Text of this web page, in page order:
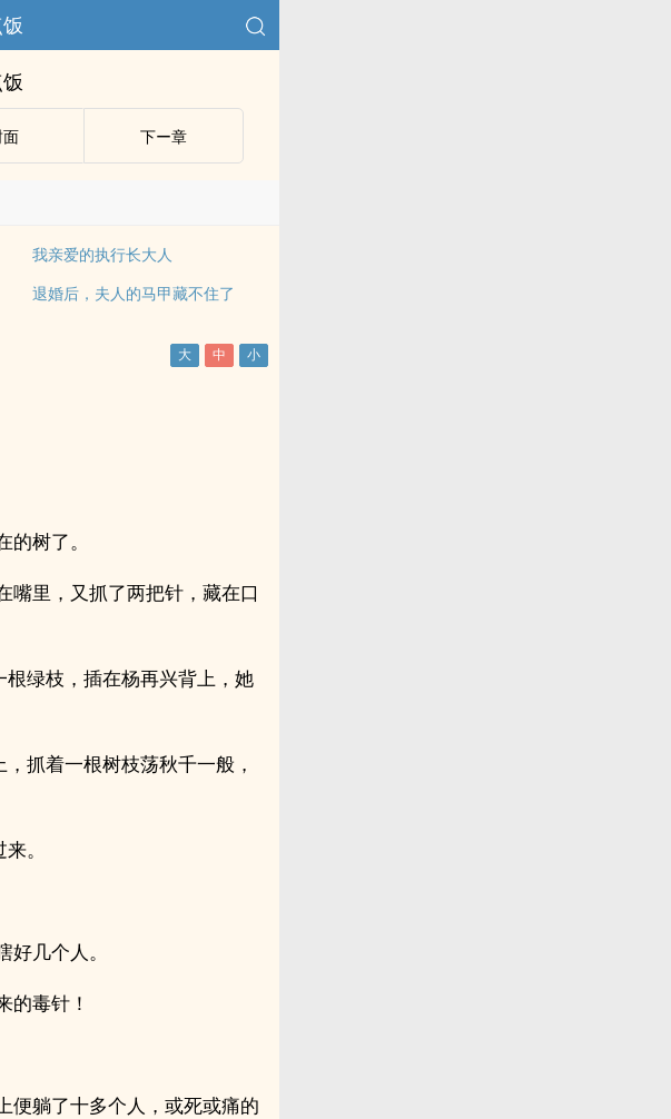
下ー章
我亲爱的执行长大人
退婚后，夫人的马甲藏不住了
树了。
嘴里，又抓了两把针，藏在口
根绿枝，插在杨再兴背上，她
抓着一根树枝荡秋千一般，
。
几个人。
的毒针！
便躺了十多个人，或死或痛的